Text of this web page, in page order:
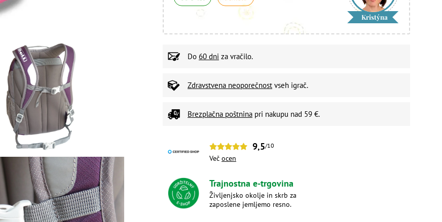
Kristýna
Do 60 dni za vračilo.
Zdravstvena neoporečnost vseh igrač.
Brezplačna poštnina pri nakupu nad 59 €.
9,5/10
Več ocen
Trajnostna e-trgovina
Življenjsko okolje in skrb za
zaposlene jemljemo resno.